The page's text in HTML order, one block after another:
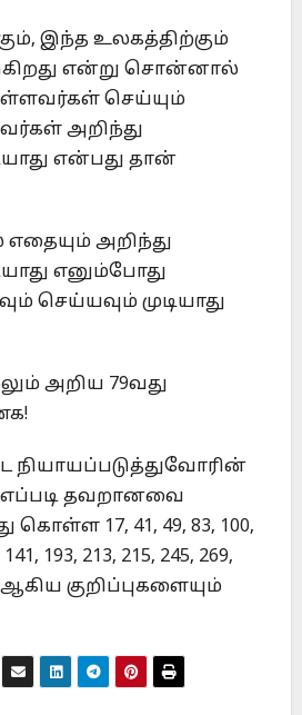
இந்த உலகத்திற்கும்
என்று சொன்னால்
செய்யும்
அறிந்து
என்பது தான்
அறிந்து
எனும்போது
செய்யவும் முடியாது
அறிய 79வது
நியாயப்படுத்துவோரின்
தவறானவை
17, 41, 49, 83, 100,
193, 213, 215, 245, 269,
ஆகிய குறிப்புகளையும்